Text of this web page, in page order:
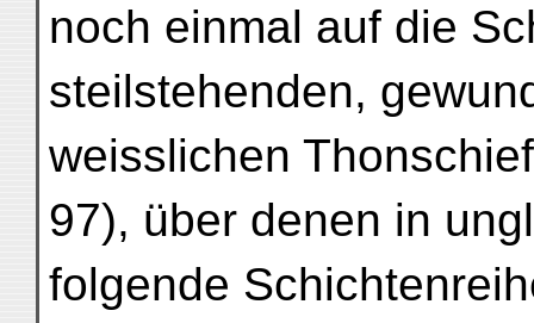
noch einmal auf die
steilstehenden,
weisslichen
97), über denen in
folgende